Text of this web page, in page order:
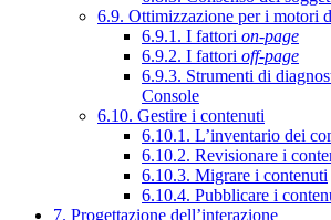
6.9. Ottimizzazione per i motori
6.9.1. I fattori on-page
6.9.2. I fattori off-page
6.9.3. Strumenti di
Console
6.10. Gestire i contenuti
6.10.1. L’inventario dei
6.10.2. Revisionare i
6.10.3. Migrare i contenuti
6.10.4. Pubblicare i
7. Progettazione dell’interazione